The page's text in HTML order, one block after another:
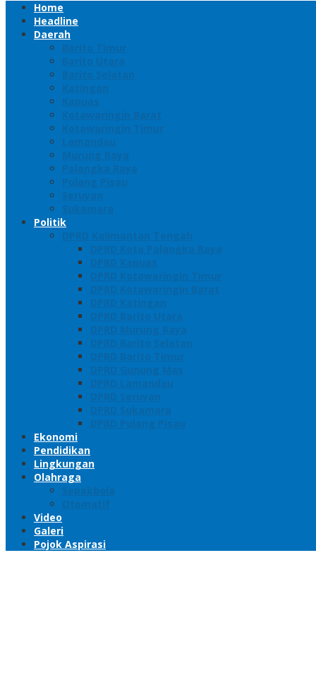
Home
Headline
Daerah
Barito Timur
Barito Utara
Barito Selatan
Katingan
Kapuas
Kotawaringin Barat
Kotawaringin Timur
Lamandau
Murung Raya
Palangka Raya
Pulang Pisau
Seruyan
Sukamara
Politik
DPRD Kalimantan Tengah
DPRD Kota Palangka Raya
DPRD Kapuas
DPRD Kotawaringin Timur
DPRD Kotawaringin Barat
DPRD Katingan
DPRD Barito Utara
DPRD Murung Raya
DPRD Barito Selatan
DPRD Barito Timur
DPRD Gunung Mas
DPRD Lamandau
DPRD Seruyan
DPRD Sukamara
DPRD Pulang Pisau
Ekonomi
Pendidikan
Lingkungan
Olahraga
Sepakbola
Otomatif
Video
Galeri
Pojok Aspirasi